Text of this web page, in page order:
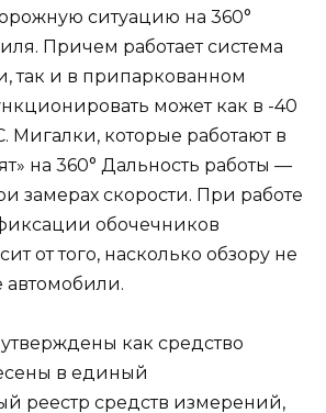
ситуацию на 360°
Причем работает система
так и в припаркованном
может как в -40
Мигалки, которые работают в
на 360° Дальность работы —
замерах скорости. При работе
обочечников
от того, насколько обзору не
утверждены как средство
в единый
реестр средств измерений,